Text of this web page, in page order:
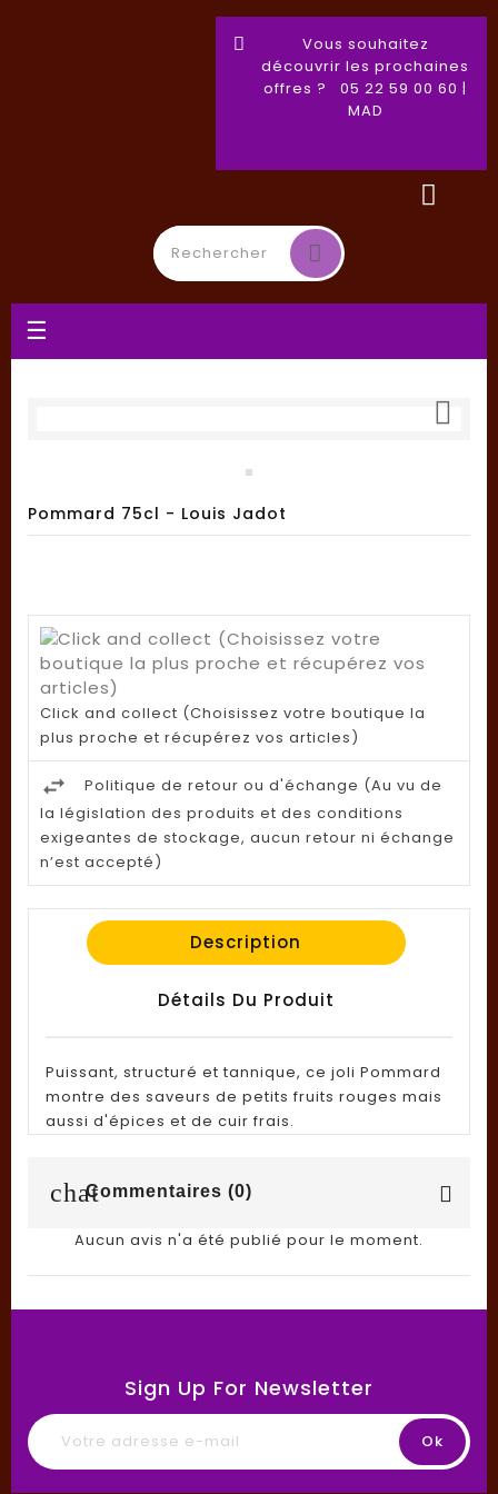
Vous souhaitez
découvrir les prochaines
offres ? 05 22 59 00 60 |
MAD
Basculer
la
☰

Pommard 75cl - Louis Jadot
Click and collect (Choisissez votre boutique la
plus proche et récupérez vos articles)
Politique de retour ou d'échange (Au vu de
la législation des produits et des conditions
exigeantes de stockage, aucun retour ni échange
n’est accepté)
Description
Détails Du Produit
Puissant, structuré et tannique, ce joli Pommard
montre des saveurs de petits fruits rouges mais
aussi d'épices et de cuir frais.
chatCommentaires (0)
Aucun avis n'a été publié pour le moment.
Sign Up For Newsletter